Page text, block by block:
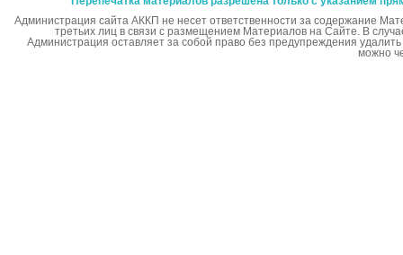
Администрация сайта АККП не несет ответственности за содержание
третьих лиц в связи с размещением Материалов на Сайте. В
Администрация оставляет за собой право без предупреждения
можно